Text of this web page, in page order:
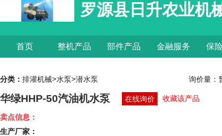
罗源县日升农业机
首页 整机产品 部件产品 金融服务 保
询价量：
分类： 排灌机械>水泵>潜水泵
华绿HHP-50汽油机水泵 在线询价 收藏该产品
卖点信息：
生产厂家：